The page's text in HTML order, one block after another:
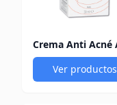
Ver productos